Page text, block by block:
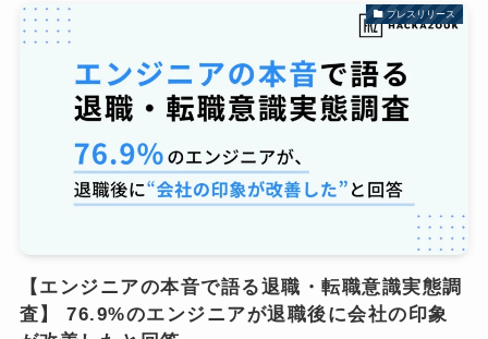
プレスリリース
【エンジニアの本音で語る退職・転職意識実態調
査】 76.9%のエンジニアが退職後に会社の印象